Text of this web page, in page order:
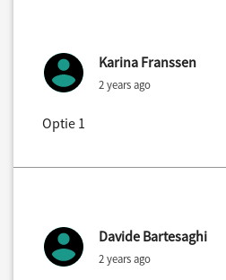
Karina Franssen
2 years ago
Optie 1
Davide Bartesaghi
2 years ago